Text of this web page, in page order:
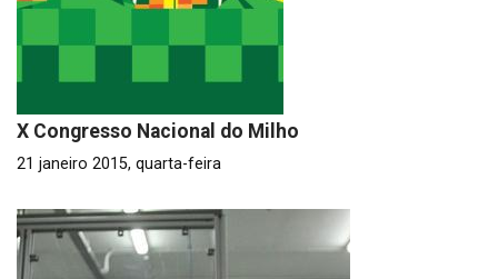
X Congresso Nacional do Milho
21 janeiro 2015, quarta-feira